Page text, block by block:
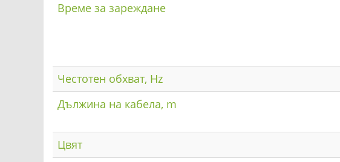
Време за зареждане
Честотен обхват, Hz
Дължина на кабела, m
Цвят